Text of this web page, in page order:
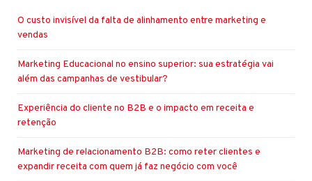
O custo invisível da falta de alinhamento entre marketing e
vendas
Marketing Educacional no ensino superior: sua estratégia vai
além das campanhas de vestibular?
Experiência do cliente no B2B e o impacto em receita e
retenção
Marketing de relacionamento B2B: como reter clientes e
expandir receita com quem já faz negócio com você